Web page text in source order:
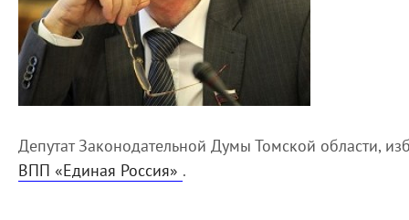
Депутат Законодательной Думы Томской области,
ВПП «Единая Россия» .